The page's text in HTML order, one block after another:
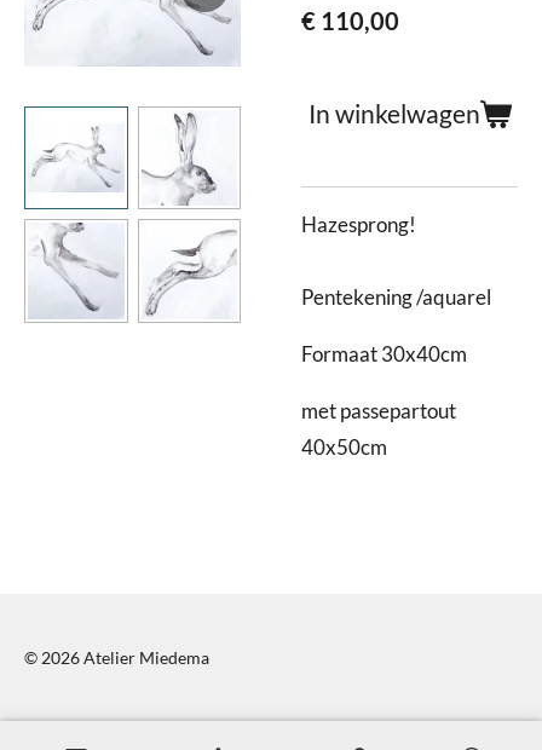
€ 110,00
In winkelwagen
Hazesprong!
Pentekening /aquarel
Formaat 30x40cm
met passepartout
40x50cm
© 2026 Atelier Miedema